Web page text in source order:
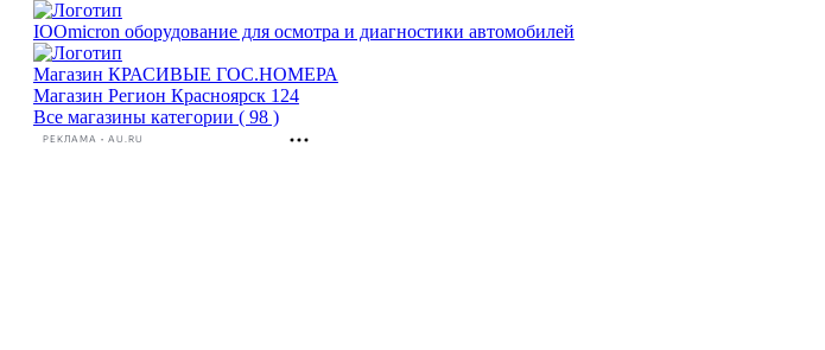
IOOmicron оборудование для осмотра и диагностики автомобилей
Магазин КРАСИВЫЕ ГОС.НОМЕРА
Магазин Регион Красноярск 124
Все магазины категории ( 98 )
РЕКЛАМА • AU.RU